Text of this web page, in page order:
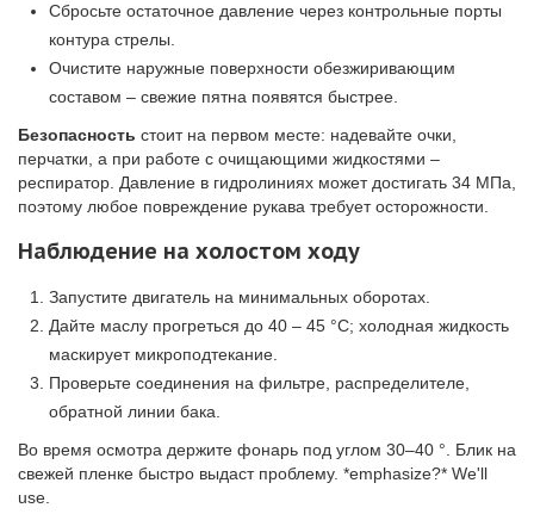
Сбросьте остаточное давление через контрольные порты
контура стрелы.
Очистите наружные поверхности обезжиривающим
составом – свежие пятна появятся быстрее.
Безопасность стоит на первом месте: надевайте очки,
перчатки, а при работе с очищающими жидкостями –
респиратор. Давление в гидролиниях может достигать 34 МПа,
поэтому любое повреждение рукава требует осторожности.
Наблюдение на холостом ходу
Запустите двигатель на минимальных оборотах.
Дайте маслу прогреться до 40 – 45 °C; холодная жидкость
маскирует микроподтекание.
Проверьте соединения на фильтре, распределителе,
обратной линии бака.
Во время осмотра держите фонарь под углом 30–40 °. Блик на
свежей пленке быстро выдаст проблему. *emphasize?* We'll
use.